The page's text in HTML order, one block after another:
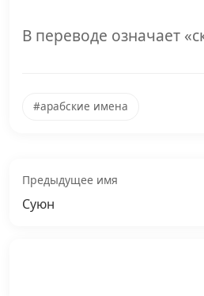
В переводе означает
#арабские имена
Предыдущее имя
Суюн